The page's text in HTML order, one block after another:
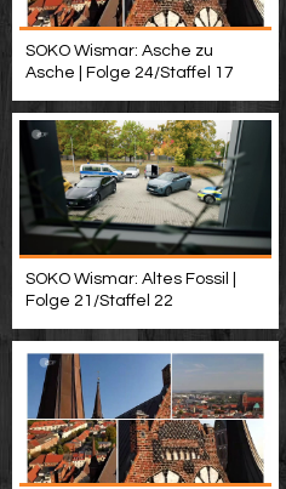
SOKO Wismar: Asche zu
Asche | Folge 24/Staffel 17
SOKO Wismar: Altes Fossil |
Folge 21/Staffel 22